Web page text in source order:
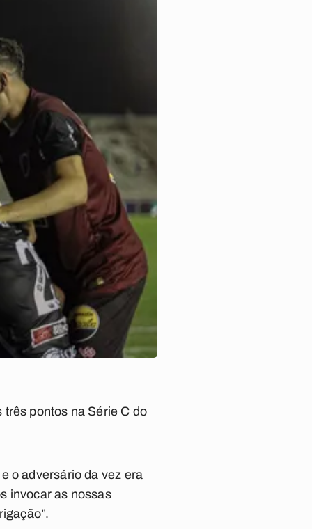
pontos na Série C do
o adversário da vez era
invocar as nossas